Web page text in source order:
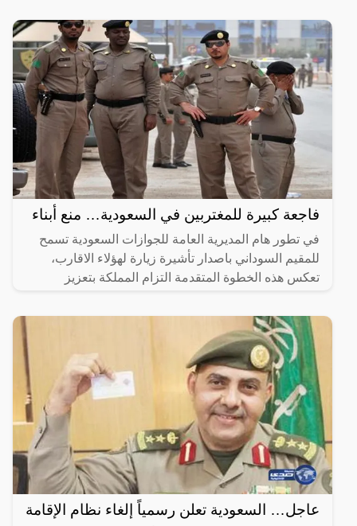
بإحلال
فاجعة كبيرة للمغتربين في السعودية… منع أبناء
في تطور هام المديرية العامة للجوازات السعودية تسمح
للمقيم السوداني باصدار تأشيرة زيارة لهؤلاء الاقارب،
تعكس هذه الخطوة المتقدمة التزام المملكة بتعزيز
عاجل… السعودية تعلن رسمياً إلغاء نظام الإقامة